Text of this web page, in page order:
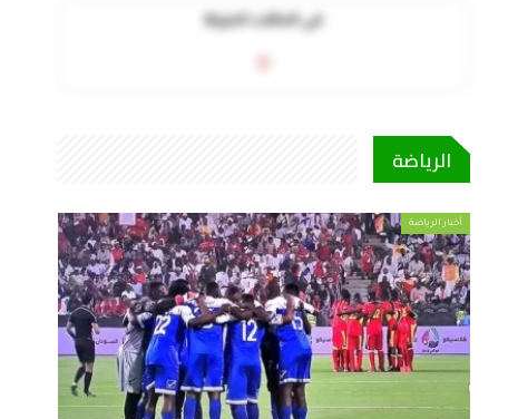
في الحالات الحرجة
الرياضة
أخبار الرياضة